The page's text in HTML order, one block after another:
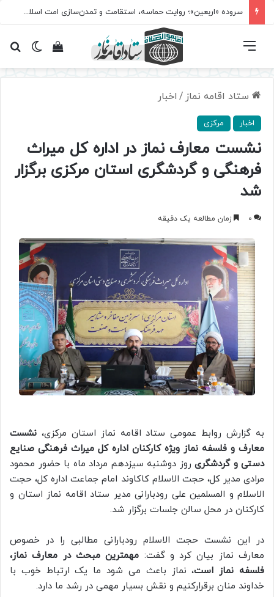
سروده‌ «اربعین»؛ روایت حماسه، استقامت و تمدن‌سازی امت اسلامی
تغییرمشاهده فهرست
ستاد اقامه نماز / اخبار
اخبار مرکزی
نشست معارف نماز در اداره کل میراث
فرهنگی و گردشگری استان مرکزی برگزار
شد
0 زمان مطالعه یک دقیقه
به گزارش روابط عمومی ستاد اقامه نماز استان مرکزی، نشست
معارف و فلسفه نماز ویژه کارکنان اداره کل میراث فرهنگی صنایع
دستی و گردشگری روز دوشنبه سیزدهم مرداد ماه با حضور محمود
مرادی مدیر کل، حجت الاسلام کاکاوند امام جماعت اداره کل، حجت
الاسلام و المسلمین علی رودبارانی مدیر ستاد اقامه نماز استان و
کارکنان در محل سالن جلسات برگزار شد.
در این نشست حجت الاسلام رودبارانی مطالبی را در خصوص
معارف نماز بیان کرد و گفت: مهمترین مبحث در معارف نماز،
فلسفه نماز است، نماز باعث می شود ما یک ارتباط خوب با
خداوند منان برقرارکنیم و نقش بسیار مهمی در رشد ما دارد.